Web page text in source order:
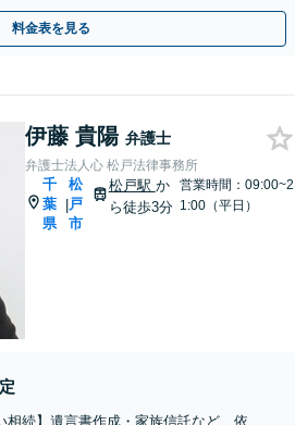
】
料金表を見る
伊藤 貴陽 弁護士
弁護士法人心 松戸法律事務所
千
葉
県
|
松
戸
市
松戸駅 か
ら徒歩3分
営業時間：09:00~2
1:00（平日）
相続】遺言書作成・家族信託など、依